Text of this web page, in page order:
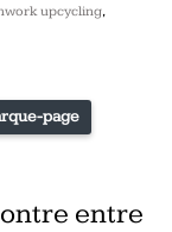
upcycling,
page
entre